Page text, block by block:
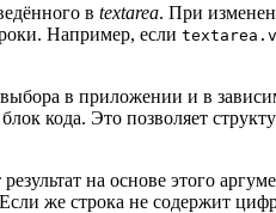
в textarea. При
Например, если
в приложении и в
кода. Это позволяет
на основе этого
же строка не содержит